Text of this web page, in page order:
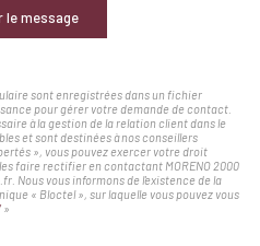
le message
sont enregistrées dans un fichier
pour gérer votre demande de contact.
à la gestion de la relation client dans le
et sont destinées à nos conseillers
», vous pouvez exercer votre droit
faire rectifier en contactant MORENO 2000
Nous vous informons de l'existence de la
« Bloctel », sur laquelle vous pouvez vous
»